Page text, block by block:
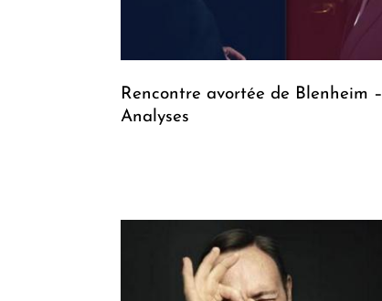
Rencontre avortée de Blenheim –
Analyses